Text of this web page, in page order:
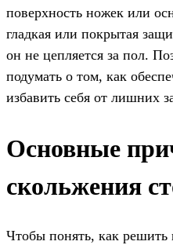
поверхность ножек или
гладкая или покрытая
он не цепляется за пол.
подумать о том, как
избавить себя от лишних
Основные
скольжения
Чтобы понять, как